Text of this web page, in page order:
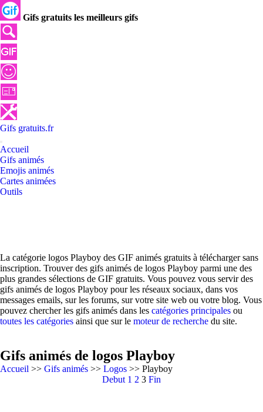
Gifs gratuits les meilleurs gifs
Gifs gratuits.fr
Accueil
Gifs animés
Emojis animés
Cartes animées
Outils
La catégorie logos Playboy des GIF animés gratuits à télécharger sans
inscription. Trouver des gifs animés de logos Playboy parmi une des
plus grandes sélections de GIF gratuits. Vous pouvez vous servir des
gifs animés de logos Playboy pour les réseaux sociaux, dans vos
messages emails, sur les forums, sur votre site web ou votre blog. Vous
pouvez chercher les gifs animés dans les catégories principales ou
toutes les catégories ainsi que sur le moteur de recherche du site.
Gifs animés de logos Playboy
Accueil >> Gifs animés >> Logos >> Playboy
Debut 1 2 3 Fin